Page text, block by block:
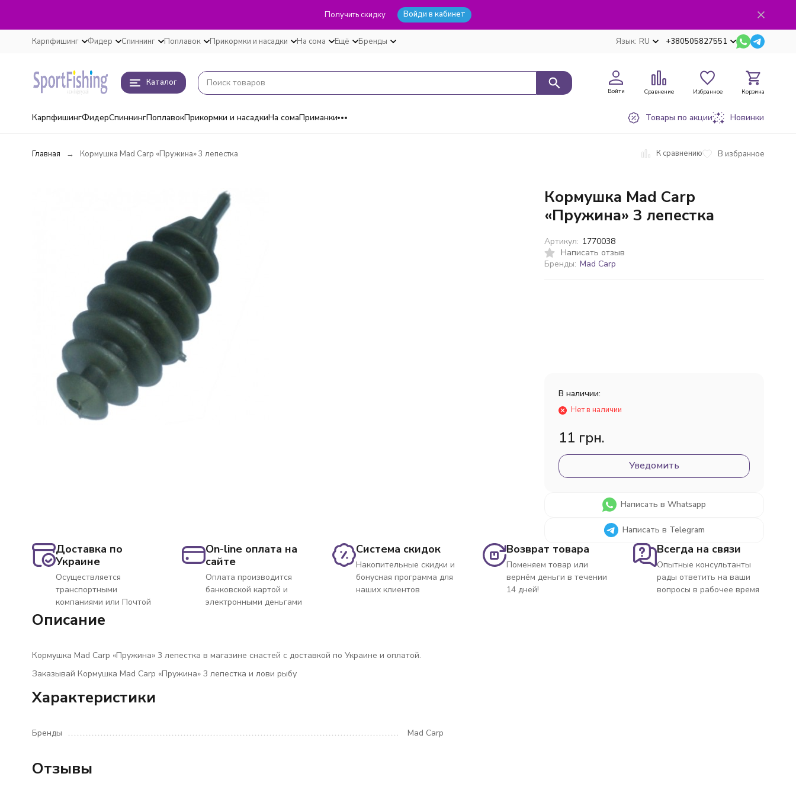
Получить скидку Войди в кабинет
Карпфишинг Фидер Спиннинг Поплавок Прикормки и насадки На сома Ещё Бренды Язык: RU +380505827551
Каталог
Войти Сравнение Избранное Корзина
КарпфишингФидерСпиннингПоплавокПрикормки и насадкиНа сомаПриманки Товары по акции Новинки
Главная Кормушка Mad Carp «Пружина» 3 лепестка К сравнению В избранное
Кормушка Mad Carp
«Пружина» 3 лепестка
Написать отзыв
Бренды: Mad Carp
Артикул: 1770038
В наличии:
Нет в наличии
11 грн.
Уведомить
Написать в Whatsapp
Написать в Telegram
Доставка по
Украине
Осуществляется
транспортными
компаниями или Почтой
On-line оплата на
сайте
Оплата производится
банковской картой и
электронными деньгами
Система скидок
Накопительные скидки и
бонусная программа для
наших клиентов
Возврат товара
Поменяем товар или
вернём деньги в течении
14 дней!
Всегда на связи
Опытные консультанты
рады ответить на ваши
вопросы в рабочее время
Описание
Кормушка Mad Carp «Пружина» 3 лепестка в магазине снастей с доставкой по Украине и оплатой.
Заказывай Кормушка Mad Carp «Пружина» 3 лепестка и лови рыбу
Характеристики
Бренды Mad Carp
Отзывы